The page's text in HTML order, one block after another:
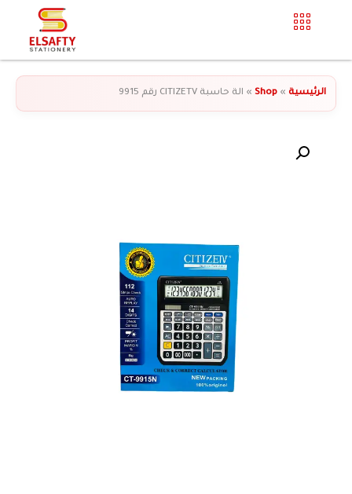
الرئيسية »
Shop
» الة حاسبة CITIZETV رقم 9915